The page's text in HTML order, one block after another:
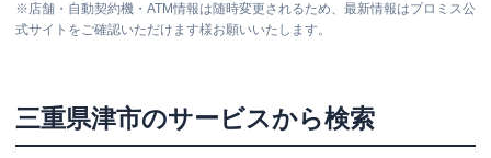
名称 アコム ２３号津高茶屋むじんくんコーナー
24時間
※店舗・自動契約機・ATM情報は随時変更されるため、最新情報はプロミス公
式サイトをご確認いただけます様お願いいたします。
三重県津市のサービスから検索